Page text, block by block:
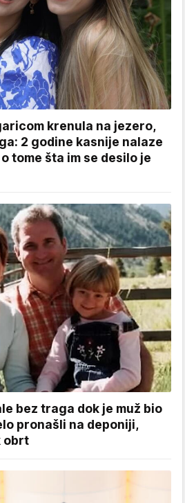
krenula na jezero,
2 godine kasnije nalaze
tome šta im se desilo je
bez traga dok je muž bio
pronašli na deponiji,
obrt